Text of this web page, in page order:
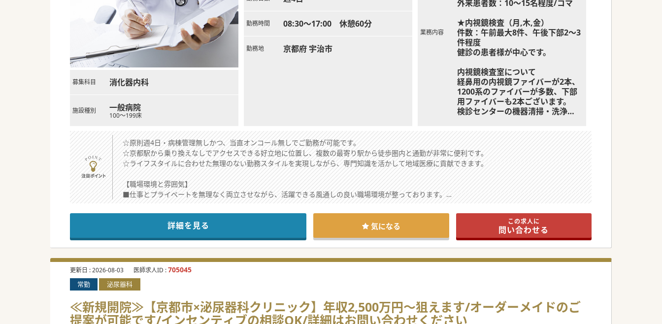
募集科目 消化器内科
施設種別 一般病院
100～199床
れます。
勤務時間 08:30～17:00 休憩60分
勤務地 京都府 宇治市
業務内容
外来患者数：10～15名程度/コマ
★内視鏡検査（月,木,金）
件数：午前最大8件、午後下部2～3
件程度
健診の患者様が中心です。
内視鏡検査室について
経鼻用の内視鏡ファイバーが2本、
1200系のファイバーが多数、下部
用ファイバーも2本ございます。
検診センターの機器清掃・洗浄や
椅子の導線確保なども順次進めて
いく予定です。
1年半ほどかけて段階的に部屋の入
れ替えや荷物の移動を行いながら
進めていく方針です。
【補足】
救急対応：数は多くないですが、
と助かります。
※必須ではございません。
☆原則週4日・病棟管理無しかつ、当直オンコール無しでご勤務が可能です。
☆京都駅から乗り換えなしでアクセスできる好立地に位置し、複数の最寄り駅から徒歩圏内と通勤が非常に便利です。
☆ライフスタイルに合わせた無理のない勤務スタイルを実現しながら、専門知識を活かして地域医療に貢献できます。
【職場環境と雰囲気】
■仕事とプライベートを無理なく両立させながら、活躍できる風通しの良い職場環境が整っております。
■外来と内視鏡検査をご担当いただきます。病棟管理が不要ですので、メリハリをつけたご勤務が可能です。
■万が一の急なお休み等が発生する場合は、近隣のグループ病院と連携して対応する予定です。
【具体的な業務内容】
■月曜日,木曜日,金曜日に内視鏡検査をいただき、火曜日に外来を実施いただきます。水曜日は非常勤の先生が複数担当されております。
■健診を中心とした上部・下部内視鏡検査を行っていただき、件数は多くないですが、今後増やしていきたいです。
■一般病棟と回復期リハビリテーション病棟の管理を担い、患者様の回復に向けた包括的な治療を担当します。
【募集背景】
■消化器内科の常勤の先生が在籍しておらず、今後の医療体制の拡充に向けて常勤の先生を確保したい狙いです。
■消化器内科については、医局派遣の影響はなく、フラットな環境です。専門医をお持ちの先生は特に歓迎いたします。
詳細を見る 気になる この求人に
問い合わせる
更新日 :2026-08-03 医師求人ID :705045
常勤 泌尿器科
≪新規開院≫【京都市×泌尿器科クリニック】年収2,500万円～狙えます/オーダーメイドのご
提案が可能です/インセンティブの相談OK/詳細はお問い合わせください